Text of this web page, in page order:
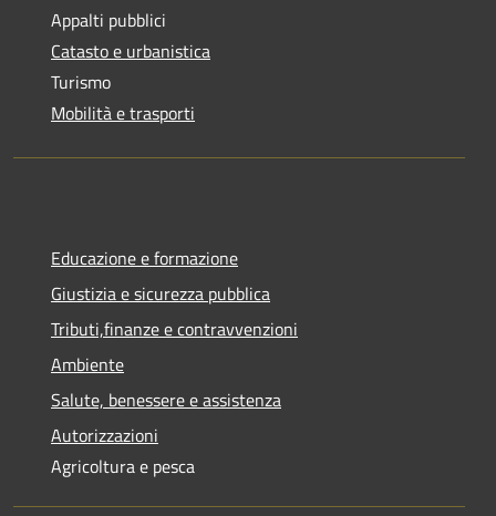
Appalti pubblici
Catasto e urbanistica
Turismo
Mobilità e trasporti
Educazione e formazione
Giustizia e sicurezza pubblica
Tributi,finanze e contravvenzioni
Ambiente
Salute, benessere e assistenza
Autorizzazioni
Agricoltura e pesca